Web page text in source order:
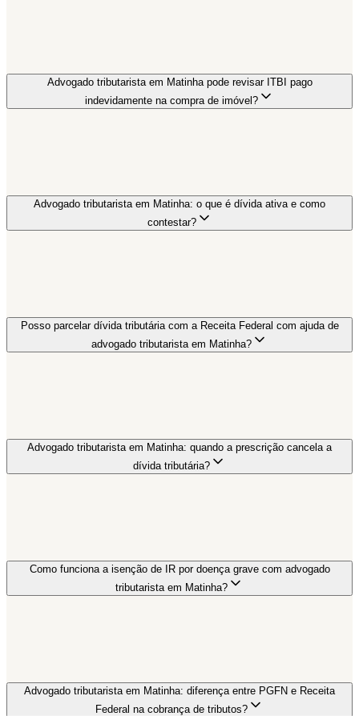
Advogado tributarista em Matinha pode revisar ITBI pago
indevidamente na compra de imóvel?
Advogado tributarista em Matinha: o que é dívida ativa e como
contestar?
Posso parcelar dívida tributária com a Receita Federal com ajuda de
advogado tributarista em Matinha?
Advogado tributarista em Matinha: quando a prescrição cancela a
dívida tributária?
Como funciona a isenção de IR por doença grave com advogado
tributarista em Matinha?
Advogado tributarista em Matinha: diferença entre PGFN e Receita
Federal na cobrança de tributos?